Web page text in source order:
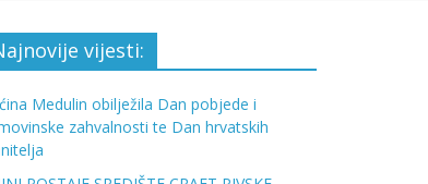
vijesti:
Medulin obilježila Dan pobjede i
zahvalnosti te Dan hrvatskih